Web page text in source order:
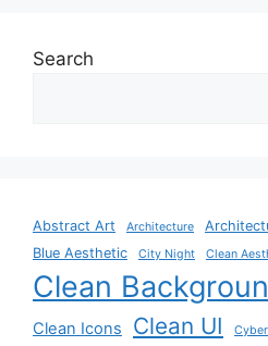
Search
Abstract Art Architecture
Blue Aesthetic
City Night Clean
Clean
Clean Icons Clean UI